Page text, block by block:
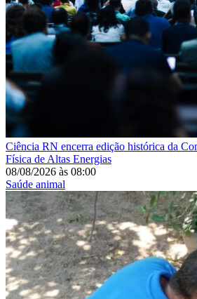
Ciência RN encerra edição histórica da
Física de Altas Energias
08/08/2026 às 08:00
Saúde animal